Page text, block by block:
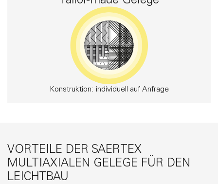
Konstruktion: individuell auf Anfrage
VORTEILE DER SAERTEX
MULTIAXIALEN GELEGE FÜR DEN
LEICHTBAU